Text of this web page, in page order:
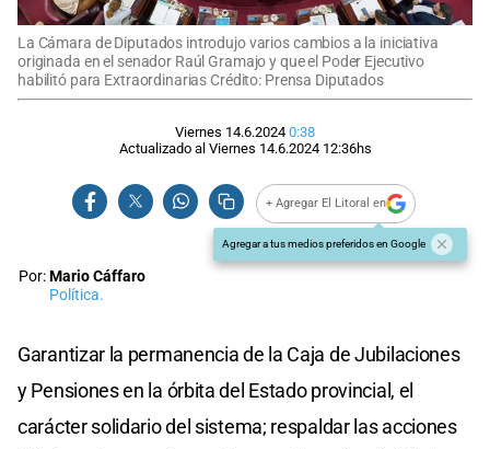
La Cámara de Diputados introdujo varios cambios a la iniciativa
originada en el senador Raúl Gramajo y que el Poder Ejecutivo
habilitó para Extraordinarias Crédito: Prensa Diputados
Viernes 14.6.2024 0:38
Actualizado al Viernes 14.6.2024 12:36hs
+ Agregar El Litoral en
Agregar a tus medios preferidos en Google
Por:Mario Cáffaro
Política.
Garantizar la permanencia de la Caja de Jubilaciones
y Pensiones en la órbita del Estado provincial, el
carácter solidario del sistema; respaldar las acciones